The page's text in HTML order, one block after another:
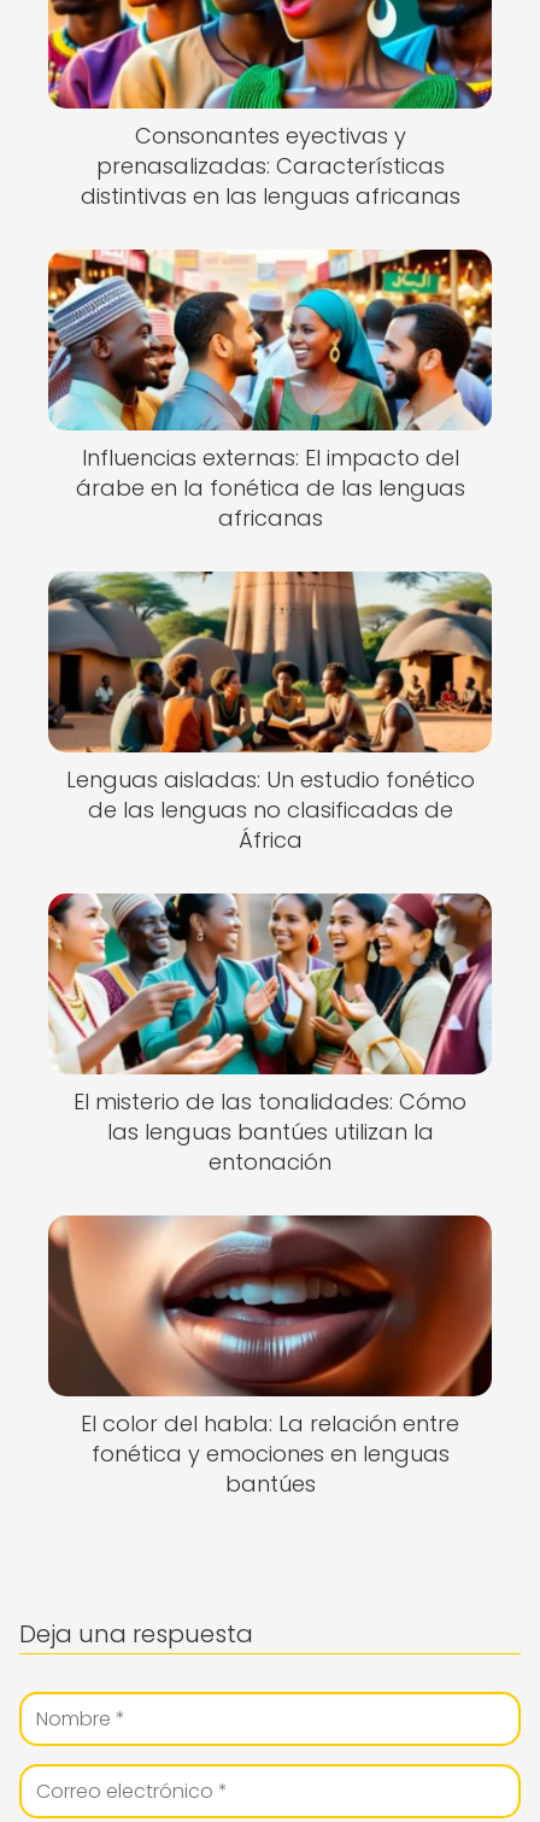
Consonantes eyectivas y
prenasalizadas: Características
distintivas en las lenguas africanas
Influencias externas: El impacto del
árabe en la fonética de las lenguas
africanas
Lenguas aisladas: Un estudio fonético
de las lenguas no clasificadas de
África
El misterio de las tonalidades: Cómo
las lenguas bantúes utilizan la
entonación
El color del habla: La relación entre
fonética y emociones en lenguas
bantúes
Deja una respuesta